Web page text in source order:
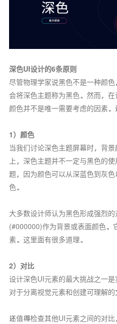
深色UI设计的6条原则
尽管物理学家说黑色不是一种颜
会将深色主题称为黑色。然而，在
颜色并不是唯一需要考虑的因素。
1）颜色
当我们讨论深色主题屏幕时，背
上，深色主题并不一定与黑色的
题，因为颜色可以从深蓝色到灰
色。
大多数设计师认为黑色形成强烈
(#000000)作为背景或表面颜色。
素。这里面有很多道理。
2）对比
设计深色UI元素的最大挑战之一
对于分离视觉元素和创建可理解的
还值得检查其他UI元素之间的对